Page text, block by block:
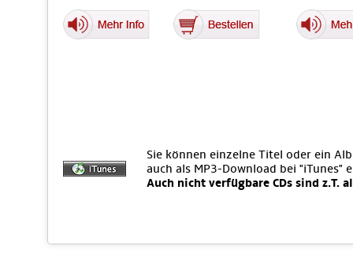
Sie können einzelne Titel oder ein
auch als MP3-Download bei "iTunes"
Auch nicht verfügbare CDs sind z.T.